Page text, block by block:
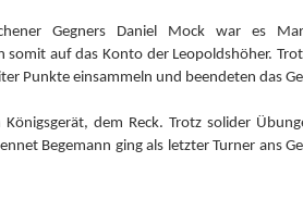
Gegners Daniel Mock war es
auf das Konto der Leopoldshöher.
Punkte einsammeln und beendeten das
dem Reck. Trotz solider
Begemann ging als letzter Turner ans